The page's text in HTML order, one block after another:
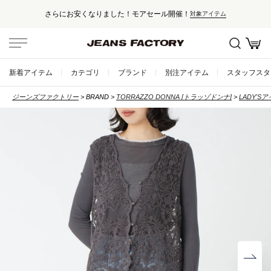
セール対象外アイテムは10%ポイント還元！
新着アイテム カテゴリ ブランド 別注アイテム スタッフス
ジーンズファクトリー BRAND TORRAZZO DONNA [トラッゾドンナ] LADY'Sア